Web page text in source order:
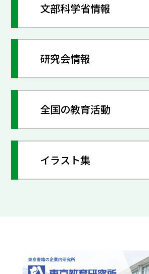
文部科学省情報
研究会情報
全国の教育活動
イラスト集